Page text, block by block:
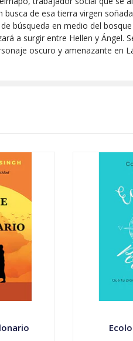
de esa tierra virgen
búsqueda en medio del
a surgir entre Hellen y Ángel.
oscuro y amenazante en